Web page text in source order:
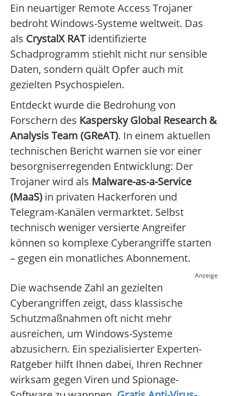
Ein neuartiger Remote Access Trojaner
bedroht Windows-Systeme weltweit. Das
als CrystalX RATidentifizierte
Schadprogramm stiehlt nicht nur sensible
Daten, sondern quält Opfer auch mit
gezielten Psychospielen.
Entdeckt wurde die Bedrohung von
Forschern des Kaspersky Global Research &
Analysis Team (GReAT). In einem aktuellen
technischen Bericht warnen sie vor einer
besorgniserregenden Entwicklung: Der
Trojaner wird als Malware-as-a-Service
(MaaS) in privaten Hackerforen und
Telegram-Kanälen vermarktet. Selbst
technisch weniger versierte Angreifer
können so komplexe Cyberangriffe starten
– gegen ein monatliches Abonnement.
Anzeige
Die wachsende Zahl an gezielten
Cyberangriffen zeigt, dass klassische
Schutzmaßnahmen oft nicht mehr
ausreichen, um Windows-Systeme
abzusichern. Ein spezialisierter Experten-
Ratgeber hilft Ihnen dabei, Ihren Rechner
wirksam gegen Viren und Spionage-